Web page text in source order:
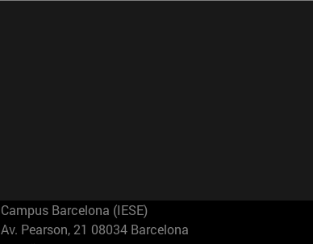
Campus Barcelona (IESE)
Av. Pearson, 21 08034 Barcelona